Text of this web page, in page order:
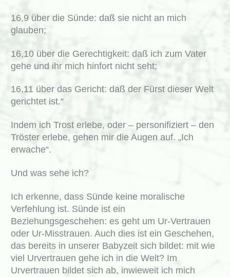
16,9 über die Sünde: daß sie nicht an mich
glauben;
16,10 über die Gerechtigkeit: daß ich zum Vater
gehe und ihr mich hinfort nicht seht;
16,11 über das Gericht: daß der Fürst dieser Welt
gerichtet ist.“
Indem ich Trost erlebe, oder – personifiziert – den
Tröster erlebe, gehen mir die Augen auf. „Ich
erwache“.
Und was sehe ich?
Ich erkenne, dass Sünde keine moralische
Verfehlung ist. Sünde ist ein
Beziehungsgeschehen: es geht um Ur-Vertrauen
oder Ur-Misstrauen. Auch dies ist ein Geschehen,
das bereits in unserer Babyzeit sich bildet: mit wie
viel Urvertrauen gehe ich in die Welt? Im
Urvertrauen bildet sich ab, inwieweit ich mich